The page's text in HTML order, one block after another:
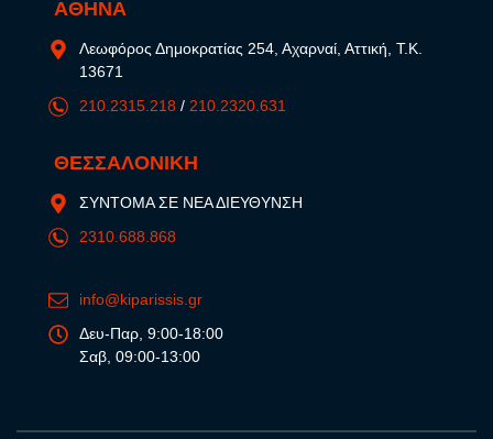
ΑΘΗΝΑ
Λεωφόρος Δημοκρατίας 254, Αχαρναί, Αττική, Τ.Κ.
13671
210.2315.218 / 210.2320.631
ΘΕΣΣΑΛΟΝΙΚΗ
ΣΥΝΤΟΜΑ ΣΕ ΝΕΑ ΔΙΕΥΘΥΝΣΗ
2310.688.868
info@kiparissis.gr
Δευ-Παρ, 9:00-18:00
Σαβ, 09:00-13:00